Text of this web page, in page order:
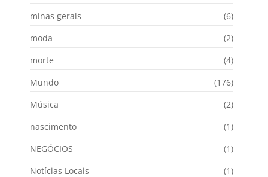
minas gerais
(6)
moda
(2)
morte
(4)
Mundo
(176)
Música
(2)
nascimento
(1)
NEGÓCIOS
(1)
Notícias Locais
(1)